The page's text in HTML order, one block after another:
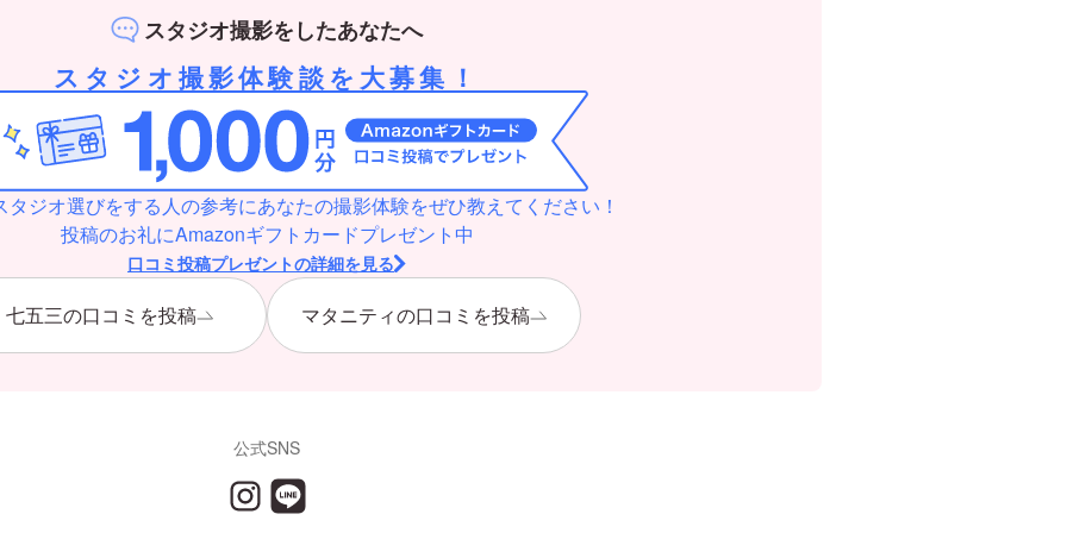
スタジオ撮影をしたあなたへ
スタジオ撮影体験談を大募集！
タジオ選びをする人の参考にあなたの撮影体験をぜひ教えてください！
投稿のお礼にAmazonギフトカードプレゼント中
口コミ投稿プレゼントの詳細を見る
七五三の口コミを投稿 マタニティの口コミを投稿
公式SNS